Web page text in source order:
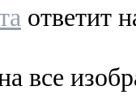
ответит
все